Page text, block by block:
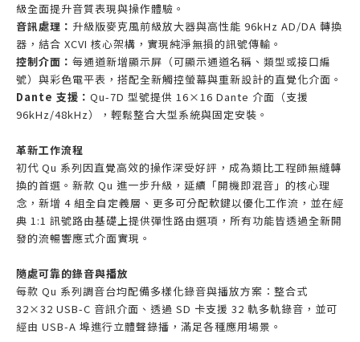
級全面提升音質表現與操作體驗。
音訊處理： 升級版麥克風前級放大器與高性能 96kHz AD/DA 轉換
器，結合 XCVI 核心架構，實現純淨無損的訊號傳輸。
控制介面： 每通道新增顯示屏（可顯示通道名稱、類型或接口編
號）與彩色電平表，搭配全新觸控螢幕與重新設計的直覺化介面。
Dante 支援： Qu-7D 型號提供 16×16 Dante 介面（支援
96kHz/48kHz），輕鬆整合大型系統與固定安裝。
革新工作流程
初代 Qu 系列因直覺高效的操作深受好評，成為類比工程師無縫轉
換的首選。新款 Qu 進一步升級，延續「開機即混音」的核心理
念，新增 4 組全自定義層、更多可分配軟鍵以優化工作流，並在經
典 1:1 訊號路由基礎上提供彈性路由選項，所有功能皆透過全新開
發的流暢響應式介面實現。
隨處可靠的錄音與播放
每款 Qu 系列調音台均配備多樣化錄音與播放方案：整合式
32×32 USB-C 音訊介面、透過 SD 卡支援 32 軌多軌錄音，並可
經由 USB-A 埠進行立體聲錄播，滿足各種應用場景。